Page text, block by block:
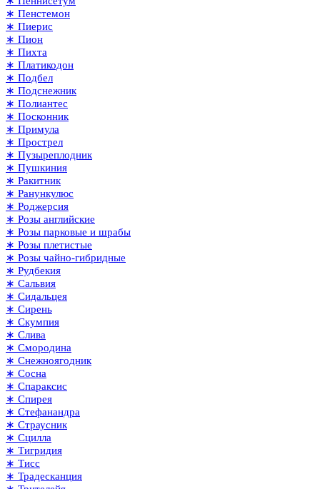
∗ Пенстемон
∗ Пиерис
∗ Пион
∗ Пихта
∗ Платикодон
∗ Подбел
∗ Подснежник
∗ Полиантес
∗ Посконник
∗ Примула
∗ Прострел
∗ Пузыреплодник
∗ Пушкиния
∗ Ракитник
∗ Ранункулюс
∗ Роджерсия
∗ Розы английские
∗ Розы парковые и шрабы
∗ Розы плетистые
∗ Розы чайно-гибридные
∗ Рудбекия
∗ Сальвия
∗ Сидальцея
∗ Сирень
∗ Скумпия
∗ Слива
∗ Смородина
∗ Снежноягодник
∗ Сосна
∗ Спараксис
∗ Спирея
∗ Стефанандра
∗ Страусник
∗ Сцилла
∗ Тигридия
∗ Тисс
∗ Традесканция